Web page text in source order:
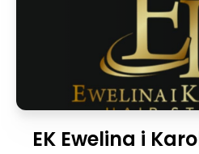
EK Ewelina i